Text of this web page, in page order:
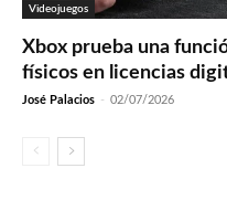
Videojuegos
Xbox prueba una
físicos en licencias
José Palacios - 02/07/2026